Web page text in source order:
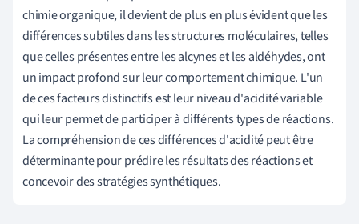
chimie organique, il devient de plus en plus évident que les
différences subtiles dans les structures moléculaires, telles
que celles présentes entre les alcynes et les aldéhydes, ont
un impact profond sur leur comportement chimique. L'un
de ces facteurs distinctifs est leur niveau d'acidité variable
qui leur permet de participer à différents types de réactions.
La compréhension de ces différences d'acidité peut être
déterminante pour prédire les résultats des réactions et
concevoir des stratégies synthétiques.